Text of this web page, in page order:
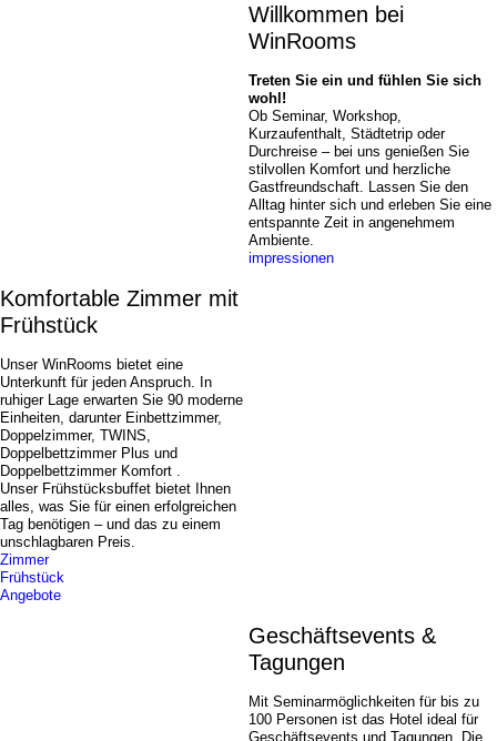
Willkommen bei
WinRooms
Treten Sie ein und fühlen Sie sich
wohl!
Ob Seminar, Workshop,
Kurzaufenthalt, Städtetrip oder
Durchreise – bei uns genießen Sie
stilvollen Komfort und herzliche
Gastfreundschaft. Lassen Sie den
Alltag hinter sich und erleben Sie eine
entspannte Zeit in angenehmem
Ambiente.
impressionen
Komfortable Zimmer mit
Frühstück
Unser WinRooms bietet eine
Unterkunft für jeden Anspruch. In
ruhiger Lage erwarten Sie 90 moderne
Einheiten, darunter Einbettzimmer,
Doppelzimmer, TWINS,
Doppelbettzimmer Plus und
Doppelbettzimmer Komfort .
Unser Frühstücksbuffet bietet Ihnen
alles, was Sie für einen erfolgreichen
Tag benötigen – und das zu einem
unschlagbaren Preis.
Zimmer
Frühstück
Angebote
Geschäfts­events &
Tagungen
Mit Seminarmöglichkeiten für bis zu
100 Personen ist das Hotel ideal für
Geschäftsevents und Tagungen. Die